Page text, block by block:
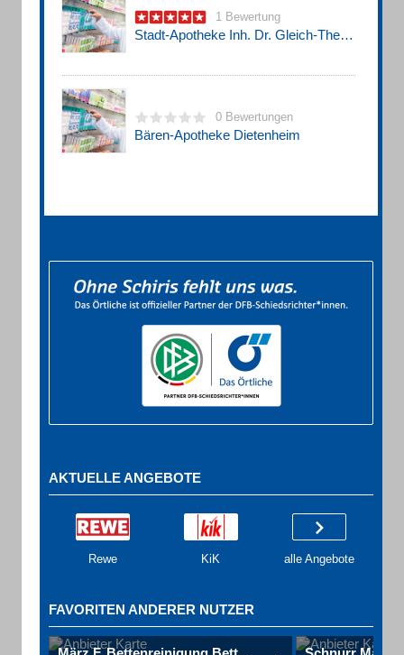
1 Bewertung
Stadt-Apotheke Inh. Dr. Gleich-Theurer
0 Bewertungen
Bären-Apotheke Dietenheim
AKTUELLE ANGEBOTE
Rewe KiK alle Angebote
FAVORITEN ANDERER NUTZER